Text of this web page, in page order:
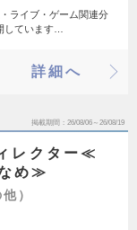
ライブ・ゲーム関連分
しています…
詳細へ
掲載期間 26/08/06～26/08/19
レクター≪
め≫
）